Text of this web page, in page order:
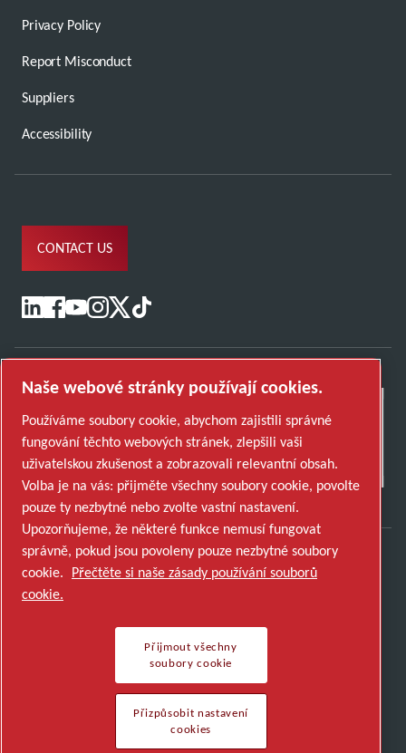
Privacy Policy
Report Misconduct
Suppliers
Accessibility
CONTACT US
Objevte, jak skupina Atlas Copco Group
podporuje technologie, které tvoří budoucnost.
Navštivte webové stránky Atlas Copco Group
Součást Atlas Copco Group
Přizpůsobit nastavení cookies
© 2026 Copyright. All rights reserved.
Naše webové stránky používají cookies.
Používáme soubory cookie, abychom zajistili správné
fungování těchto webových stránek, zlepšili vaši
uživatelskou zkušenost a zobrazovali relevantní obsah.
Volba je na vás: přijměte všechny soubory cookie, povolte
pouze ty nezbytné nebo zvolte vastní nastavení.
Upozorňujeme, že některé funkce nemusí fungovat
správně, pokud jsou povoleny pouze nezbytné soubory
cookie. Přečtěte si naše zásady používání souborů
cookie.
Přijmout všechny
soubory cookie
Přizpůsobit nastavení
cookies